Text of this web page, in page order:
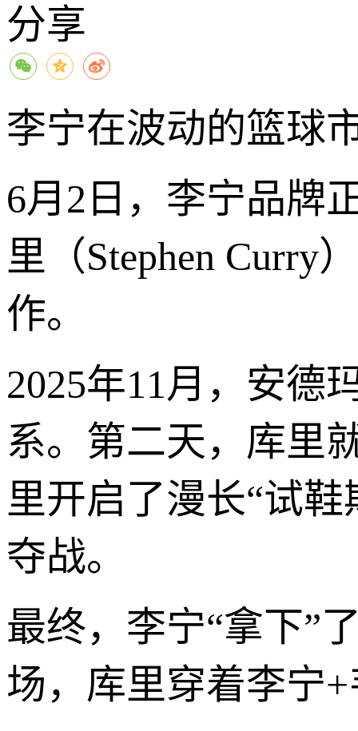
分享
李宁在波动的篮球
6月2日，李宁品牌
里（Stephen Curry
作。
2025年11月，安德
系。第二天，库里
里开启了漫长“试
夺战。
最终，李宁“拿下”
场，库里穿着李宁